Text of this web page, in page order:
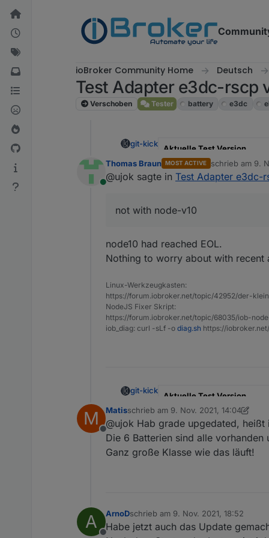
Weiter zum Inhalt
ioBroker Community Home Deutsch
Test Adapter e3dc-rscp
Verschoben Tester battery e3dc
git-kick
Aktuelle Test Version
Veröffentlichungsdatum
which is only for reading
The e3dc-rscp adapter was
interface, but I cannot verify
As of v1.0.0,the adapter
The adapter alpha/beta was
Online
Thomas Braun MOST ACTIVE schrieb am 9.
zuletzt editiert
@ujok sagte in Test Adapter e3dc-
not with node-v10
node10 had reached EOL.
Nothing to worry about with recent
Linux-Werkzeugkasten:
https://forum.iobroker.net/topic/42952/der-
NodeJS Fixer Skript:
https://forum.iobroker.net/topic/68035/iob-
iob_diag: curl -sLf -o diag.sh https://
git-kick
Aktuelle Test Version
Veröffentlichungsdatum
Github Link
As of v1.0.0,the adapter
experimental state.
The adapter alpha/beta was
M
Offline
Matisschrieb am 9. Nov. 2021, 14:04
zuletzt editiert von Matis 11. Sept.
@ujok Hab grade upgedated,
Die 6 Batterien sind alle vorhanden
Ganz große Klasse wie das läuft!
A ArnoDschrieb am 9. Nov. 2021, 18:52
zuletzt editiert von
Habe jetzt auch das Update